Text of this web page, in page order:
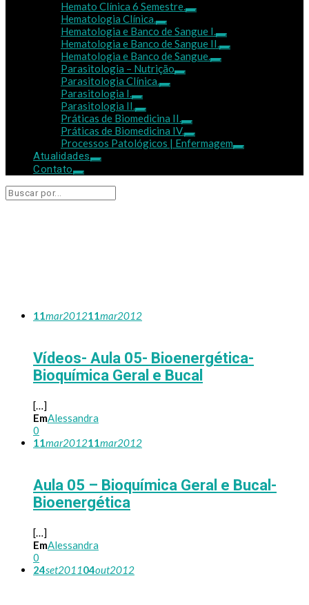
Hemato Clínica 6 Semestre.
Hematologia Clínica.
Hematologia e Banco de Sangue I.
Hematologia e Banco de Sangue II.
Hematologia e Banco de Sangue.
Parasitologia – Nutrição
Parasitologia Clínica.
Parasitologia I.
Parasitologia II.
Práticas de Biomedicina II.
Práticas de Biomedicina IV.
Processos Patológicos | Enfermagem
Atualidades
Contato
11mar201211mar2012
Vídeos- Aula 05- Bioenergética-
Bioquímica Geral e Bucal
[…]
EmAlessandra
0
11mar201211mar2012
Aula 05 – Bioquímica Geral e Bucal-
Bioenergética
[…]
EmAlessandra
0
24set201104out2012